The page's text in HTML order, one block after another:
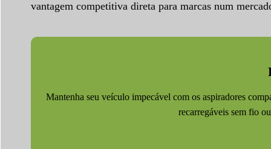
vantagem competitiva direta para marcas num
Mantenha seu veículo impecável com os aspiradores
recarregáveis sem fio